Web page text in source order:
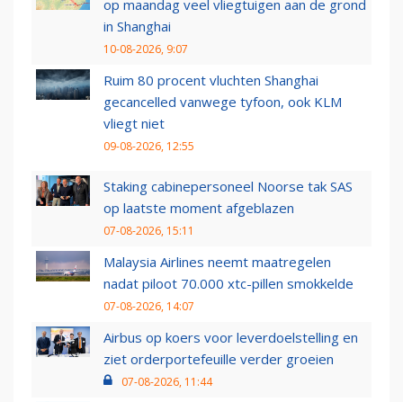
op maandag veel vliegtuigen aan de grond
in Shanghai
10-08-2026, 9:07
Ruim 80 procent vluchten Shanghai
gecancelled vanwege tyfoon, ook KLM
vliegt niet
09-08-2026, 12:55
Staking cabinepersoneel Noorse tak SAS
op laatste moment afgeblazen
07-08-2026, 15:11
Malaysia Airlines neemt maatregelen
nadat piloot 70.000 xtc-pillen smokkelde
07-08-2026, 14:07
Airbus op koers voor leverdoelstelling en
ziet orderportefeuille verder groeien
07-08-2026, 11:44